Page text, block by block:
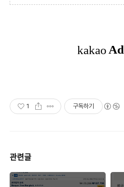
1 구독하기
관련글